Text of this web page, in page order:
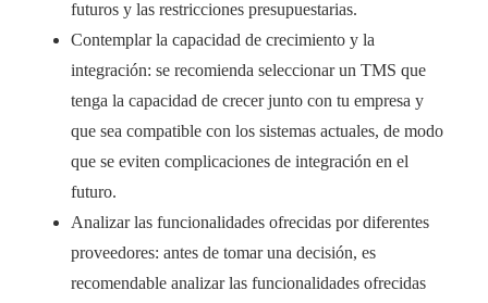
futuros y las restricciones presupuestarias.
Contemplar la capacidad de crecimiento y la
integración: se recomienda seleccionar un TMS que
tenga la capacidad de crecer junto con tu empresa y
que sea compatible con los sistemas actuales, de modo
que se eviten complicaciones de integración en el
futuro.
Analizar las funcionalidades ofrecidas por diferentes
proveedores: antes de tomar una decisión, es
recomendable analizar las funcionalidades ofrecidas